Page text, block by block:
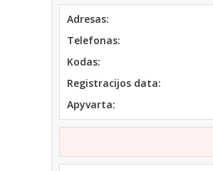
Adresas:
Telefonas:
Kodas:
Registracijos data:
Apyvarta: